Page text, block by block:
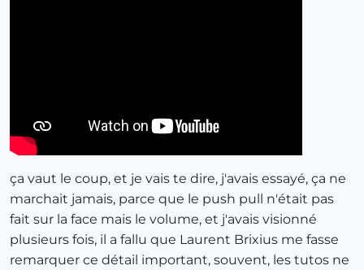
ça vaut le coup, et je vais te dire, j'avais essayé, ça ne
marchait jamais, parce que le push pull n'était pas
fait sur la face mais le volume, et j'avais visionné
plusieurs fois, il a fallu que Laurent Brixius me fasse
remarquer ce détail important, souvent, les tutos ne